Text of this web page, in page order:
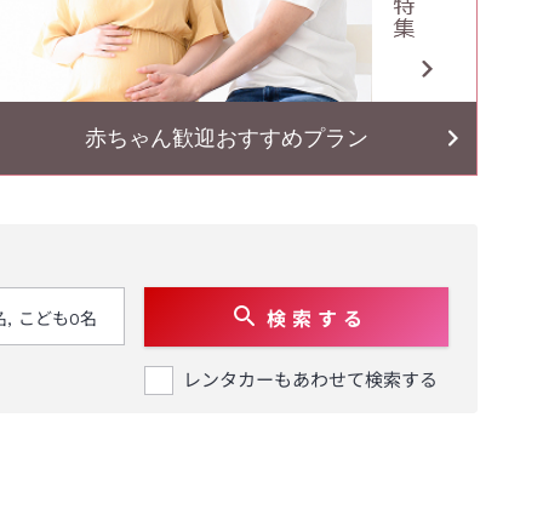
赤ちゃん歓迎おすすめプラン
検 索 す る
レンタカーもあわせて検索する